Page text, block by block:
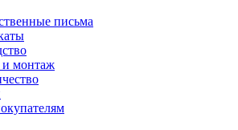
письма
и монтаж